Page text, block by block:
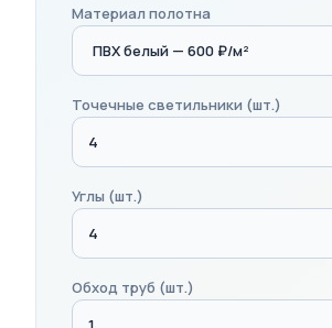
Материал полотна
Точечные светильники (шт.)
Углы (шт.)
Обход труб (шт.)